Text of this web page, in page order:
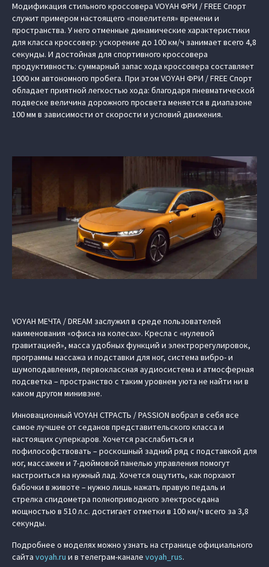
Модификация стильного кроссовера VOYAH ФРИ / FREE Спорт
служит примером настоящего «повелителя» времени и
пространства. У него отменные динамические характеристики
для класса кроссовер: ускорение до 100 км/ч занимает всего 4,8
секунды. И достойная для спортивного кроссовера
продуктивность: суммарный запас хода кроссовера составляет
1000 км автономного пробега. При этом VOYAH ФРИ / FREE Спорт
обладает приятной легкостью хода: благодаря пневматической
подвеске величина дорожного просвета меняется в диапазоне
100 мм в зависимости от скорости и условий движения.
VOYAH МЕЧТА / DREAM заслужил в среде пользователей
наименования «офиса на колесах». Кресла с «нулевой
гравитацией», масса удобных функций и электрорегулировок,
программы массажа и подставки для ног, система вибро- и
шумоподавления, первоклассная аудиосистема и атмосферная
подсветка – пространство с таким уровнем уюта не найти ни в
каком другом минивэне.
Инновационный VOYAH СТРАСТЬ / PASSION вобрал в себя все
самое лучшее от седанов представительского класса и
настоящих суперкаров. Хочется расслабиться и
пофилософствовать – роскошный задний ряд с подставкой для
ног, массажем и 7-дюймовой панелью управления помогут
настроиться на нужный лад. Хочется ощутить, как порхают
бабочки в животе – нужно лишь нажать правую педаль и
стрелка спидометра полноприводного электроседана
мощностью в 510 л.с. достигает отметки в 100 км/ч всего за 3,8
секунды.
Подробнее о моделях можно узнать на странице официального
сайта voyah.ru и в телеграм-канале voyah_rus.